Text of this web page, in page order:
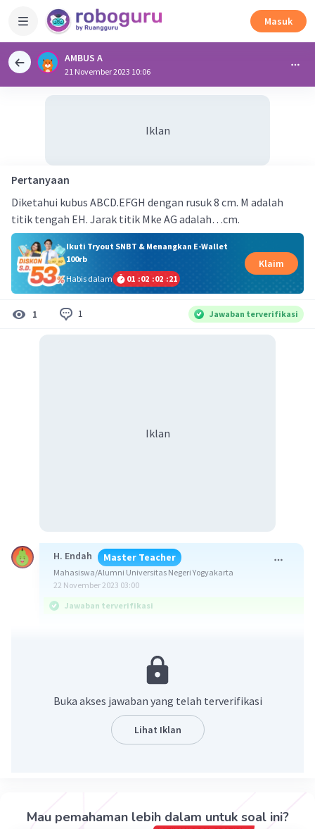
Masuk
AMBUS A
21 November 2023 10:06
Iklan
Pertanyaan
Diketahui kubus ABCD.EFGH dengan rusuk 8 cm. M adalah
titik tengah EH. Jarak titik Mke AG adalah…cm.
Ikuti Tryout SNBT & Menangkan E-Wallet
100rb
Habis dalam
01 :02 :02 :21
Klaim
1 1 Jawaban terverifikasi
Iklan
H. Endah Master Teacher
Mahasiswa/Alumni Universitas Negeri Yogyakarta
22 November 2023 03:00
Jawaban terverifikasi
c = √(a² + b²)
dengan a,b adalah sisi siku-siku dan c adalah sisi
miring/hipotenusa
Buka akses jawaban yang telah terverifikasi
Lihat Iklan
Mau pemahaman lebih dalam untuk soal ini?